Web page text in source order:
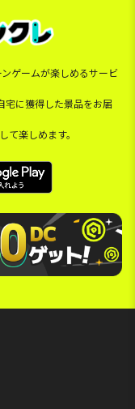
ゲームが楽しめるサービ
に獲得した景品をお届
楽しめます。